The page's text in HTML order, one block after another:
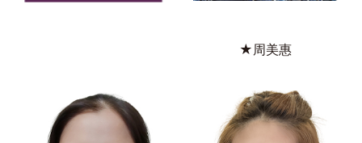
★周美惠